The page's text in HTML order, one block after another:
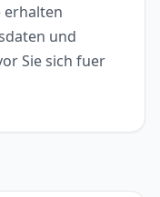
erhalten
und
Sie sich fuer